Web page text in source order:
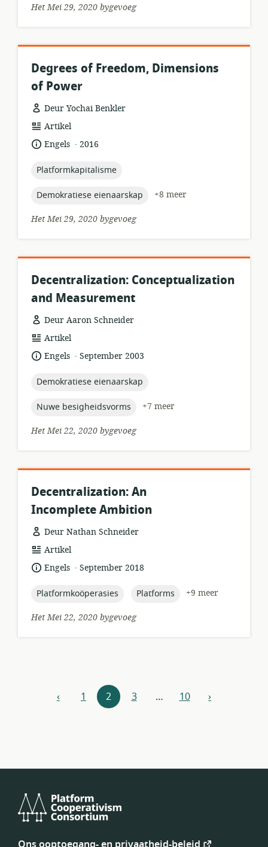
Het Mei 29, 2020 bygevoeg
Degrees of Freedom, Dimensions
of Power
Deur Yochai Benkler
hulpbronformaat:
Artikel
taal:Engels .
datum
2016
topic:
Platformkapitalisme
topic:
Demokratiese eienaarskap
+8 meer
Het Mei 29, 2020 bygevoeg
Decentralization: Conceptualization
and Measurement
Deur Aaron Schneider
hulpbronformaat:
Artikel
taal:Engels .
datumSeptember 2003
topic:
Demokratiese eienaarskap
topic:
Nuwe besigheidsvorms
+7 meer
Het Mei 22, 2020 bygevoeg
Decentralization: An
Incomplete Ambition
Deur Nathan Schneider
hulpbronformaat:
Artikel
taal:Engels .
datumSeptember 2018
topic:
Platformkoöperasies topic:
Platforms
+9 meer
Het Mei 22, 2020 bygevoeg
Hulpbronne-
‹vorige
1 2 3 … 10 volgende
›
Platform